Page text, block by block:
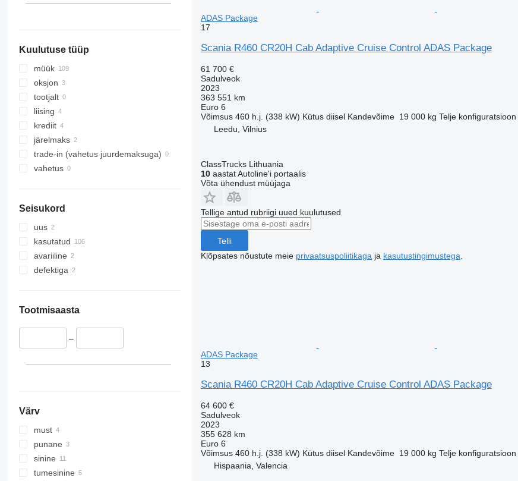
R500
R520
R530
R540
R560
R580
R590
R620
R650
Kuulutuse tüüp
müük
oksjon
tootjalt
liising
krediit
järelmaks
trade-in (vahetus juurdemaksuga)
vahetus
Seisukord
uus
kasutatud
avariiline
defektiga
Tootmisaasta
–
Värv
must
punane
sinine
tumesinine
ADAS Package
17
Scania R460 CR20H Cab Adaptive Cruise Control ADAS Package
61 700 €
Sadulveok
2023
363 551 km
Euro 6
Võimsus 460 h.j. (338 kW) Kütus diisel Kandevõime 19 000 kg Telje konfiguratsioon
Leedu, Vilnius
ClassTrucks Lithuania
10aastat Autoline'i portaalis
Võta ühendust müüjaga
Tellige antud rubriigi uued kuulutused
Telli
Klõpsates nõustute meie privaatsuspoliitikaga ja kasutustingimustega
ADAS Package
13
Scania R460 CR20H Cab Adaptive Cruise Control ADAS Package
64 600 €
Sadulveok
2023
355 628 km
Euro 6
Võimsus 460 h.j. (338 kW) Kütus diisel Kandevõime 19 000 kg Telje konfiguratsioon
Hispaania, Valencia